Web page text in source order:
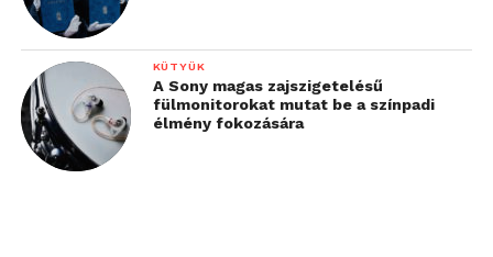
KÜTYÜK
A Sony magas zajszigetelésű
fülmonitorokat mutat be a színpadi
élmény fokozására